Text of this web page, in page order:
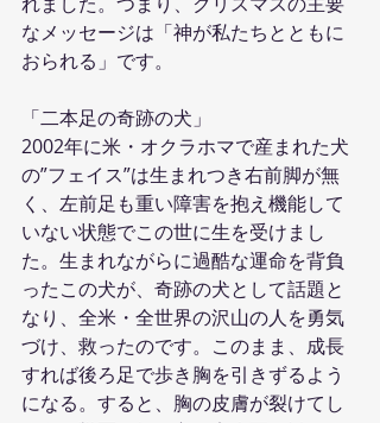
なメッセージは「神が私たちとともに
おられる」です。
「二本足の奇跡の犬」
2002年に米・オクラホマで産まれた犬
の”フェイス”は生まれつき右前脚が無
く、左前足も重い障害を抱え機能して
いない状態でこの世に生を受けまし
た。生まれながらに過酷な運命を背負
ったこの犬が、奇跡の犬として話題と
なり、全米・全世界の沢山の人を勇気
づけ、救ったのです。このまま、成長
すれば後ろ足で歩き胸を引きずるよう
になる。すると、胸の皮膚が裂けてし